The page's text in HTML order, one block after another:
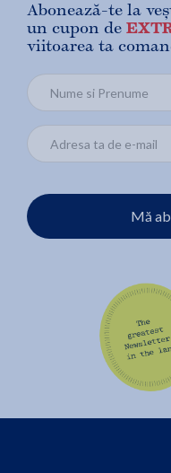
Abonează-te la
un cupon de
viitoarea ta
Mă